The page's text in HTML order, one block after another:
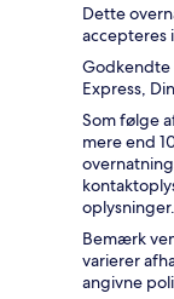
Dette
accepteres
Godkendte
Express,
Som følge
mere end
oplysninger.
Bemærk
varierer
angivne